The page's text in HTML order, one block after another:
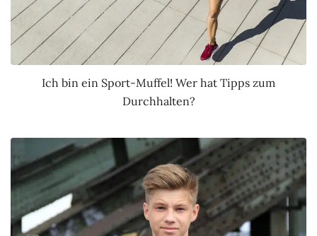
Ich bin ein Sport-Muffel! Wer hat Tipps zum
Durchhalten?